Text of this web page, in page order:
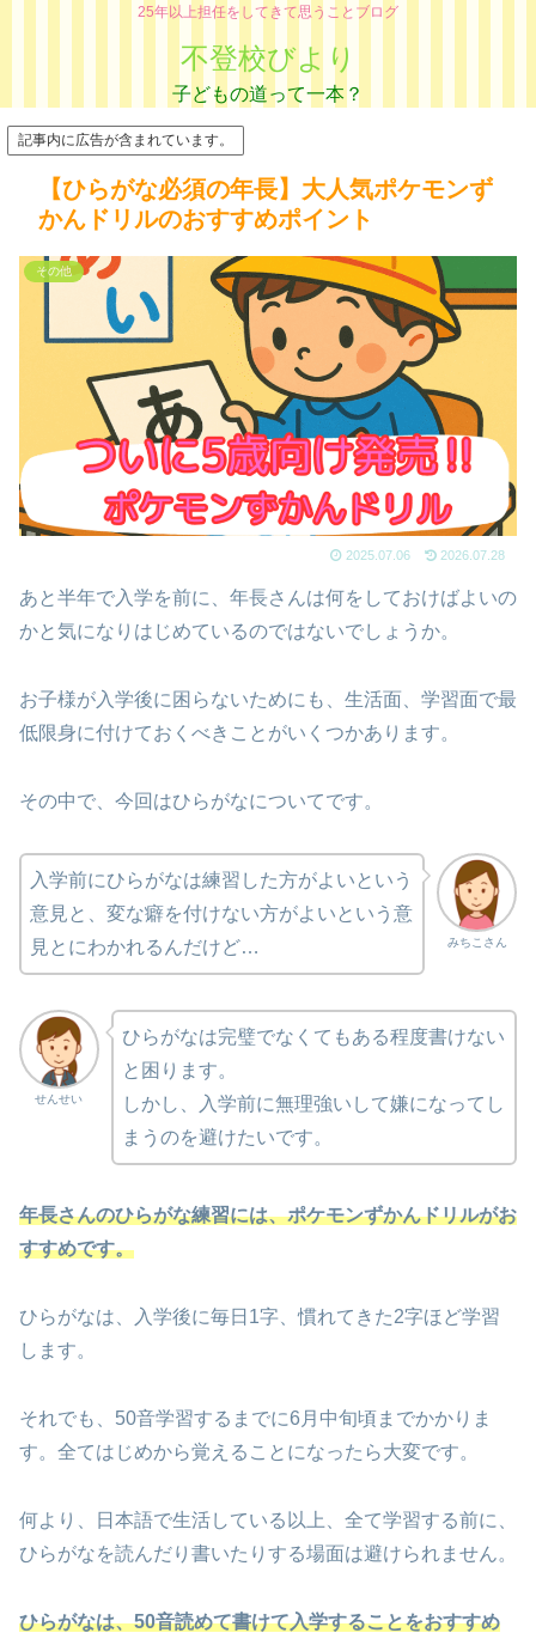
25年以上担任をしてきて思うことブログ
不登校びより
記事内に広告が含まれています。
【ひらがな必須の年長】大人気ポケモンず
かんドリルのおすすめポイント
その他
2025.07.06 2026.07.28
あと半年で入学を前に、年長さんは何をしておけばよいの
かと気になりはじめているのではないでしょうか。
お子様が入学後に困らないためにも、生活面、学習面で最
低限身に付けておくべきことがいくつかあります。
その中で、今回はひらがなについてです。
みちこさん
入学前にひらがなは練習した方がよいという
意見と、変な癖を付けない方がよいという意
見とにわかれるんだけど…
せんせい
ひらがなは完璧でなくてもある程度書けない
と困ります。
しかし、入学前に無理強いして嫌になってし
まうのを避けたいです。
年長さんのひらがな練習には、ポケモンずかんドリルがお
すすめです。
ひらがなは、入学後に毎日1字、慣れてきた2字ほど学習
します。
それでも、50音学習するまでに6月中旬頃までかかりま
す。全てはじめから覚えることになったら大変です。
何より、日本語で生活している以上、全て学習する前に、
ひらがなを読んだり書いたりする場面は避けられません。
ひらがなは、50音読めて書けて入学することをおすすめ